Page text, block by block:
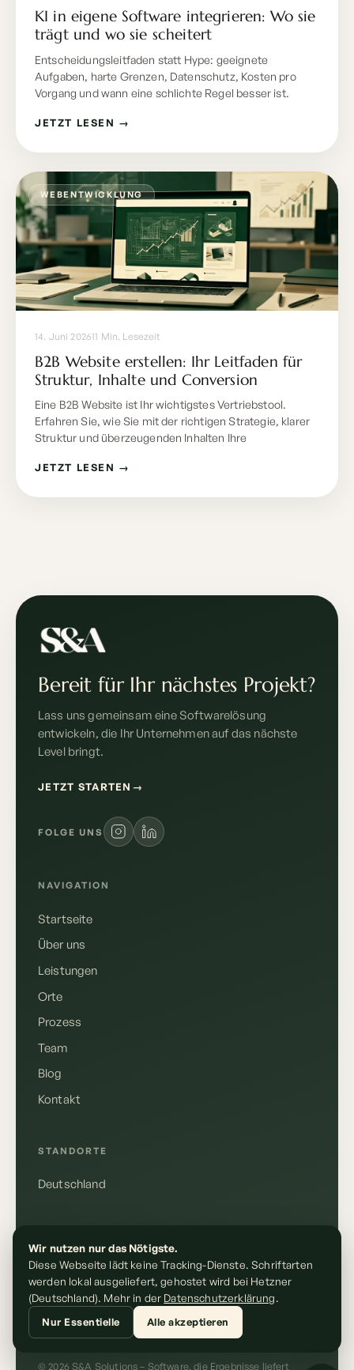
KI in eigene Software integrieren: Wo sie
trägt und wo sie scheitert
Entscheidungsleitfaden statt Hype: geeignete
Aufgaben, harte Grenzen, Datenschutz, Kosten pro
Vorgang und wann eine schlichte Regel besser ist.
JETZT LESEN →
WEBENTWICKLUNG
14. Juni 202611 Min. Lesezeit
B2B Website erstellen: Ihr Leitfaden für
Struktur, Inhalte und Conversion
Eine B2B Website ist Ihr wichtigstes Vertriebstool.
Erfahren Sie, wie Sie mit der richtigen Strategie, klarer
Struktur und überzeugenden Inhalten Ihre
JETZT LESEN →
Bereit für Ihr nächstes Projekt?
Lass uns gemeinsam eine Softwarelösung
entwickeln, die Ihr Unternehmen auf das nächste
Level bringt.
JETZT STARTEN →
FOLGE UNS
NAVIGATION
Startseite
Über uns
Leistungen
Orte
Prozess
Team
Blog
Kontakt
STANDORTE
Deutschland
Impressum
Datenschutz
© 2026 S&A Solutions – Software, die Ergebnisse liefert
E-Mail schreiben
kontakt@sundasolutions.de
Wir nutzen nur das Nötigste.
Diese Webseite lädt keine Tracking-Dienste. Schriftarten
werden lokal ausgeliefert, gehostet wird bei Hetzner
(Deutschland). Mehr in der Datenschutzerklärung.
Nur Essentielle Alle akzeptieren